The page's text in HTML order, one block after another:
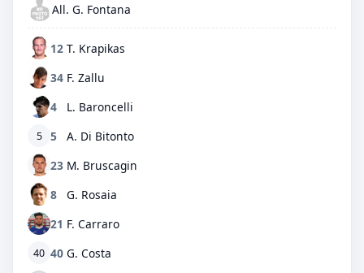
All. G. Fontana
12 T. Krapikas
34 F. Zallu
4
L. Baroncelli
5 5
A. Di Bitonto
23 M. Bruscagin
8
G. Rosaia
21 F. Carraro
40 40 G. Costa